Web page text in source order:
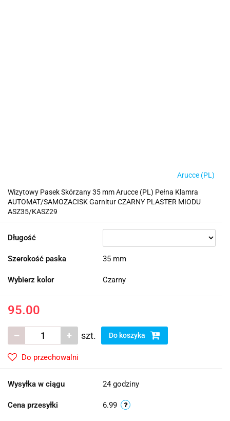
Arucce (PL)
Wizytowy Pasek Skórzany 35 mm Arucce (PL) Pełna Klamra
AUTOMAT/SAMOZACISK Garnitur CZARNY PLASTER MIODU
ASZ35/KASZ29
Długość
Szerokość paska 35 mm
Wybierz kolor Czarny
95.00
szt. Do koszyka
Do przechowalni
Wysyłka w ciągu 24 godziny
Cena przesyłki 6.99